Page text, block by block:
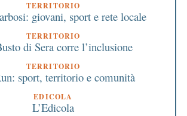
TERRITORIO
giovani, sport e rete locale
TERRITORIO
di Sera corre l’inclusione
TERRITORIO
sport, territorio e comunità
EDICOLA
L’Edicola